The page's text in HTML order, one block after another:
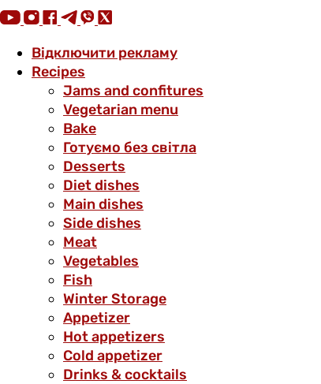
Відключити рекламу
Recipes
Jams and confitures
Vegetarian menu
Bake
Готуємо без світла
Desserts
Diet dishes
Main dishes
Side dishes
Meat
Vegetables
Fish
Winter Storage
Аppetizer
Hot appetizers
Cold appetizer
Drinks & cocktails